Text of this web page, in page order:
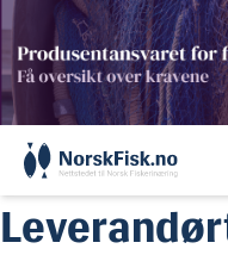
Skip
to
content